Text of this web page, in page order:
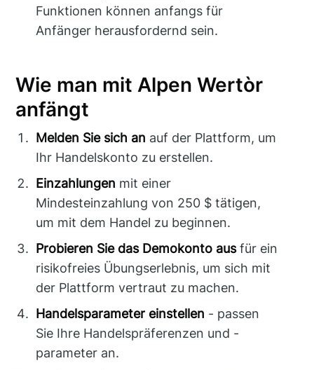
Funktionen können anfangs für
Anfänger herausfordernd sein.
Wie man mit Alpen Wertòr
anfängt
Melden Sie sich an auf der Plattform, um
Ihr Handelskonto zu erstellen.
Einzahlungen mit einer
Mindesteinzahlung von 250 $ tätigen,
um mit dem Handel zu beginnen.
Probieren Sie das Demokonto ausfür ein
risikofreies Übungserlebnis, um sich mit
der Plattform vertraut zu machen.
Handelsparameter einstellen - passen
Sie Ihre Handelspräferenzen und -
parameter an.